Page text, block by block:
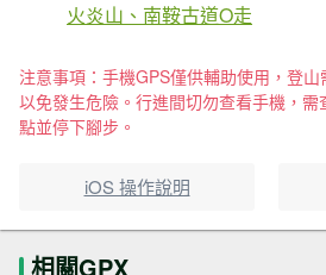
火炎山、南鞍古道O走
注意事項：手機GPS僅供輔助使用，登山
以免發生危險。行進間切勿查看手機，
點並停下腳步。
iOS 操作說明
相關GPX